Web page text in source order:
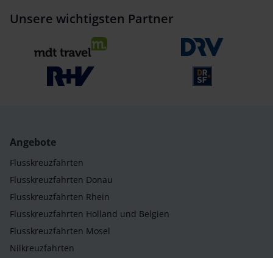
Unsere wichtigsten Partner
Angebote
Flusskreuzfahrten
Flusskreuzfahrten Donau
Flusskreuzfahrten Rhein
Flusskreuzfahrten Holland und Belgien
Flusskreuzfahrten Mosel
Nilkreuzfahrten